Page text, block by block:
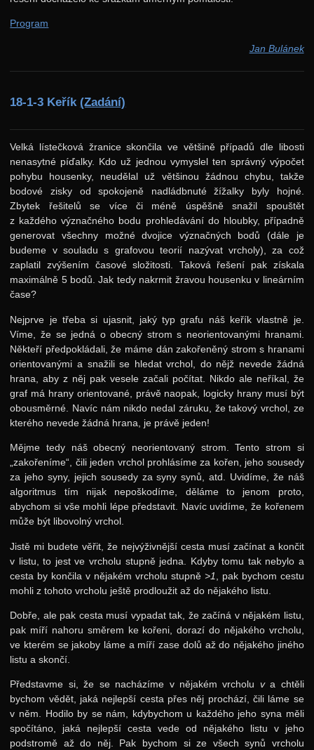
Program
Jan Bulánek
18-1-3 Keřík(Zadání)
Velká lístečková žranice skončila ve většině případů dle libosti
nenasytné píďalky. Kdo už jednou vymyslel ten správný výpočet
pohybu housenky, neudělal už většinou žádnou chybu, takže
bodové zisky od spokojeně nadládbnuté žížalky byly hojné.
Zbytek řešitelů se více či méně úspěšně snažil spouštět
z každého význačného bodu prohledávání do hloubky, případně
generovat všechny možné dvojice význačných bodů (dále je
budeme v souladu s grafovou teorií nazývat vrcholy), za což
zaplatil zvýšením časové složitosti. Taková řešení pak získala
maximálně 5 bodů. Jak tedy nakrmit žravou housenku v lineárním
čase?
Nejprve je třeba si ujasnit, jaký typ grafu náš keřík vlastně je.
Víme, že se jedná o obecný strom s neorientovanými hranami.
Někteří předpokládali, že máme dán zakořeněný strom s hranami
orientovanými a snažili se hledat vrchol, do nějž nevede žádná
hrana, aby z něj pak vesele začali počítat. Nikdo ale neříkal, že
graf má hrany orientované, právě naopak, logicky hrany musí být
obousměrné. Navíc nám nikdo nedal záruku, že takový vrchol, ze
kterého nevede žádná hrana, je právě jeden!
Mějme tedy náš obecný neorientovaný strom. Tento strom si
„zakořeníme“, čili jeden vrchol prohlásíme za kořen, jeho sousedy
za jeho syny, jejich sousedy za syny synů, atd. Uvidíme, že náš
algoritmus tím nijak nepoškodíme, děláme to jenom proto,
abychom si vše mohli lépe představit. Navíc uvidíme, že kořenem
může být libovolný vrchol.
Jistě mi budete věřit, že nejvýživnější cesta musí začínat a končit
v listu, to jest ve vrcholu stupně jedna. Kdyby tomu tak nebylo a
cesta by končila v nějakém vrcholu stupně >1
, pak bychom cestu
mohli z tohoto vrcholu ještě prodloužit až do nějakého listu.
Dobře, ale pak cesta musí vypadat tak, že začíná v nějakém listu,
pak míří nahoru směrem ke kořeni, dorazí do nějakého vrcholu,
ve kterém se jakoby láme a míří zase dolů až do nějakého jiného
listu a skončí.
Představme si, že se nacházíme v nějakém vrcholu va chtěli
bychom vědět, jaká nejlepší cesta přes něj prochází, čili láme se
v něm. Hodilo by se nám, kdybychom u každého jeho syna měli
spočítáno, jaká nejlepší cesta vede od nějakého listu v jeho
podstromě až do něj. Pak bychom si ze všech synů vrcholu